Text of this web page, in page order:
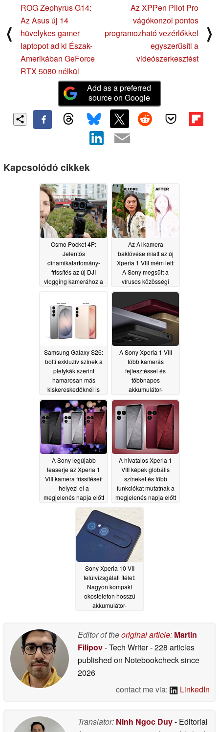
⟨
ROG Zephyrus G14:
Az Asus új 14
hüvelykes gamer
laptopot ad ki Észak-
Amerikában GeForce
RTX 5080 nélkül
Az XPPen Pilot Pro
vágókonzol pontos
programozható vezérlőkkel
egyszerűsíti a
videószerkesztést
⟩
Add as a preferred
source on Google
Kapcsolódó cikkek
Osmo Pocket 4P:
Jelentős
dinamikatartomány-
frissítés az új DJI
vlogging kamerához a
Az AI kamera
baklövése miatt az új
Xperia 1 VIII mém lett:
A Sony megsült a
vírusos közösségi
média trendben
05/16/2026
Samsung Galaxy S26:
bolti exkluzív színek a
pletykák szerint
hamarosan más
kiskereskedőknél is
elérhetőek lesznek
05/15/2026
A Sony Xperia 1 VIII
több kamerás
fejlesztéssel és
többnapos
akkumulátor-
üzemidővel jelenik
meg05/13/2026
A Sony legújabb
teaserje az Xperia 1
VIII kamera frissítéseit
helyezi el a
megjelenés napja előtt
05/12/2026
A hivatalos Xperia 1
VIII képek globális
színeket és főbb
funkciókat mutatnak a
megjelenés napja előtt
05/12/2026
Sony Xperia 10 VII
felülvizsgálati ítélet:
Nagyon kompakt
okostelefon hosszú
akkumulátor-
Editor of theoriginal article: Martin
Filipov- Tech Writer- 228 articles
published on Notebookchecksince
2026
contact me via:
LinkedIn
Translator: Ninh Ngoc Duy- Editorial